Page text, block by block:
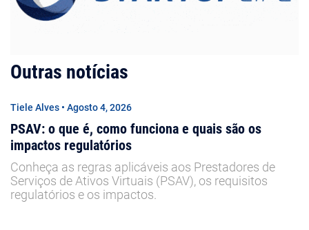
Outras notícias
Tiele Alves • Agosto 4, 2026
PSAV: o que é, como funciona e quais são os
impactos regulatórios
Conheça as regras aplicáveis aos Prestadores de
Serviços de Ativos Virtuais (PSAV), os requisitos
regulatórios e os impactos.